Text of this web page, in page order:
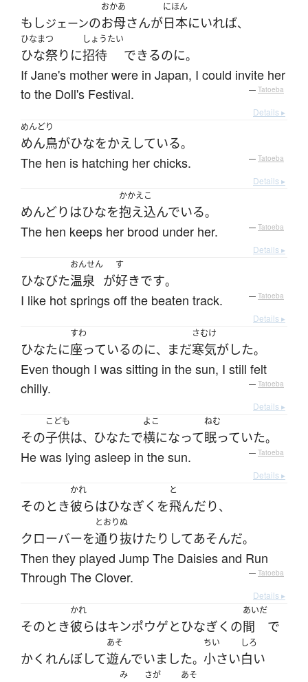
もしジェーンの
おかあ
お母さんが
にほん
日本にいれば、
ひなまつ
ひな祭り に
しょうたい
招待 できるのに。
If Jane's mother were in Japan, I could invite her
to the Doll's Festival.
— Tatoeba
Details ▸
めんどり
めん鳥がひなをかえしている。
The hen is hatching her chicks. — Tatoeba
Details ▸
めんどり はひなを
かかえこ
抱え込んでいる。
The hen keeps her brood under her. — Tatoeba
Details ▸
ひなびた
おんせん
温泉 が
す
好きです。
I like hot springs off the beaten track. — Tatoeba
Details ▸
ひなたに
すわ
座っているのに、 まだ
さむけ
寒気がした。
Even though I was sitting in the sun, I still felt
chilly.
— Tatoeba
Details ▸
その
こども
子供は、 ひなたで
よこ
横になって
ねむ
眠っていた。
He was lying asleep in the sun. — Tatoeba
Details ▸
そのとき
かれ
彼らはひなぎく を
と
飛んだり、
クローバーを
とおりぬ
通り抜けたり してあそんだ。
Then they played Jump The Daisies and Run
Through The Clover.
— Tatoeba
Details ▸
そのとき
かれ
彼らはキンポウゲとひなぎく の
あいだ
間
で
かくれんぼして
あそ
遊んでいました。
ちい
小さい
しろ
白い
み さが あそ